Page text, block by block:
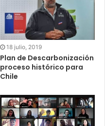
18 julio, 2019
Plan de Descarbonización
proceso histórico para
Chile